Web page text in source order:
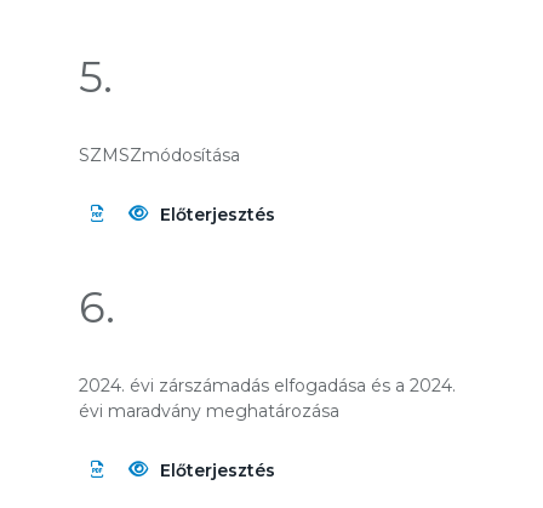
5.
SZMSZmódosítása
Előterjesztés
6.
2024. évi zárszámadás elfogadása és a 2024.
évi maradvány meghatározása
Előterjesztés